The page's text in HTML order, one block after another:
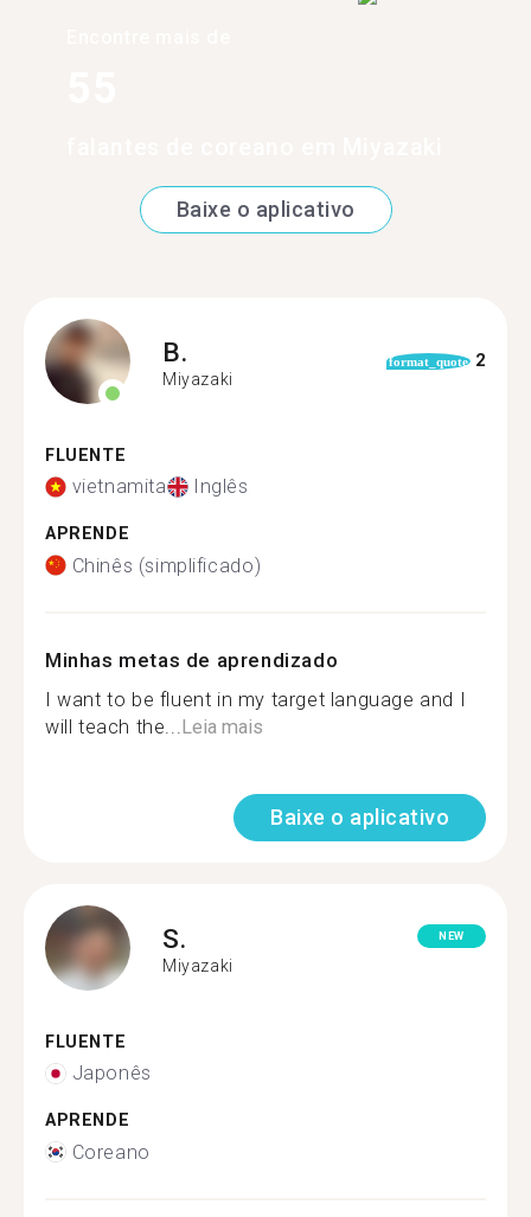
Baixe o aplicativo
B.
Miyazaki
format_quote 2
FLUENTE
vietnamita Inglês
APRENDE
Chinês (simplificado)
Minhas metas de aprendizado
I want to be fluent in my target language and I
will teach the... Leia mais
Baixe o aplicativo
S.
Miyazaki
NEW
FLUENTE
Japonês
APRENDE
Coreano